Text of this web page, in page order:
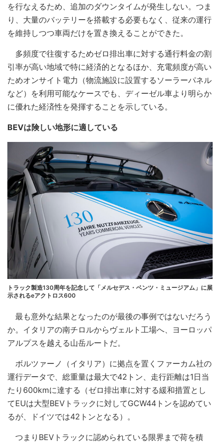
を行なえるため、追加のダウンタイムが発生しない。つま
り、大量のバッテリーを搭載する必要もなく、従来の運行
を維持しつつ車両だけを置き換えることができた。
多頻度で往復するためゼロ排出車に対する通行料金の割
引率が高い地域で特に経済的となるほか、充電頻度が高い
ためオンサイト電力（物流施設に設置するソーラーパネル
など）を利用可能なケースでも、ディーゼル車より明らか
に優れた経済性を発揮することを示している。
BEVは険しい地形に適している
トラック製造130周年を記念して「メルセデス・ベンツ・ミュージアム」に展
示されるeアクトロス600
最も意外な結果となったのが最後の事例ではないだろう
か。イタリアの南チロルからヴェルト工場へ、ヨーロッパ
アルプスを越える山岳ルートだ。
ボルツァーノ（イタリア）に拠点を置くファーカム社の
運行データで、総重量は最大で42トン、走行距離は1日当
たり600kmに達する（ゼロ排出車に対する緩和措置とし
てEUは大型BEVトラックに対してGCW44トンを認めてい
るが、ドイツでは42トンとなる）。
つまりBEVトラックに認められている限界まで荷を積